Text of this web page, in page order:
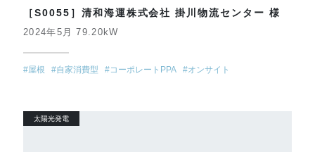
［S0055］清和海運株式会社 掛川物流センター 様
2024年5月 79.20kW
#屋根 #自家消費型 #コーポレートPPA #オンサイト
太陽光発電